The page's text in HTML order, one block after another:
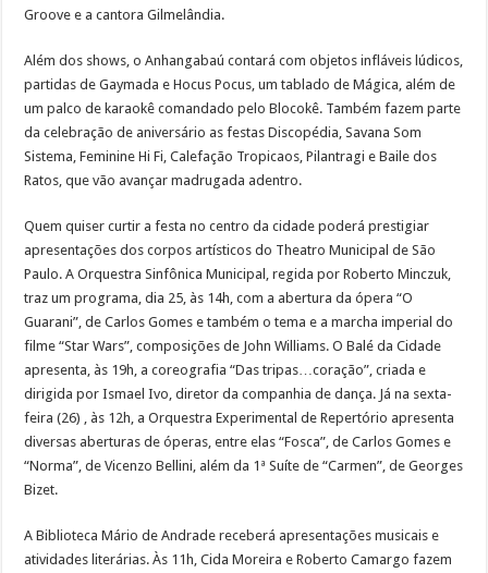
Groove e a cantora Gilmelândia.
Além dos shows, o Anhangabaú contará com objetos infláveis lúdicos,
partidas de Gaymada e Hocus Pocus, um tablado de Mágica, além de
um palco de karaokê comandado pelo Blocokê. Também fazem parte
da celebração de aniversário as festas Discopédia, Savana Som
Sistema, Feminine Hi Fi, Calefação Tropicaos, Pilantragi e Baile dos
Ratos, que vão avançar madrugada adentro.
Quem quiser curtir a festa no centro da cidade poderá prestigiar
apresentações dos corpos artísticos do Theatro Municipal de São
Paulo. A Orquestra Sinfônica Municipal, regida por Roberto Minczuk,
traz um programa, dia 25, às 14h, com a abertura da ópera “O
Guarani”, de Carlos Gomes e também o tema e a marcha imperial do
filme “Star Wars”, composições de John Williams. O Balé da Cidade
apresenta, às 19h, a coreografia “Das tripas…coração”, criada e
dirigida por Ismael Ivo, diretor da companhia de dança. Já na sexta-
feira (26) , às 12h, a Orquestra Experimental de Repertório apresenta
diversas aberturas de óperas, entre elas “Fosca”, de Carlos Gomes e
“Norma”, de Vicenzo Bellini, além da 1ª Suíte de “Carmen”, de Georges
Bizet.
A Biblioteca Mário de Andrade receberá apresentações musicais e
atividades literárias. Às 11h, Cida Moreira e Roberto Camargo fazem